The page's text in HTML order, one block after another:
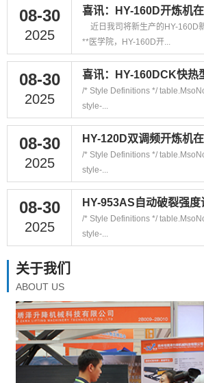
08-30
2025
近日我司将新生产的HY-160D
**医学院，HY-160D开...
08-30
2025
/* Style Definitions */ table.MsoNormalTable {mso-
style-...
08-30
2025
/* Style Definitions */ table.MsoNormalTable {mso-
style-...
08-30
2025
/* Style Definitions */ table.MsoNormalTable {mso-
style-...
关于我们
ABOUT US